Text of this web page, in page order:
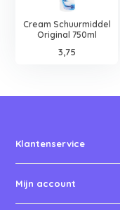
Cream Schuurmiddel
Original 750ml
3,75
Klantenservice
Mijn account